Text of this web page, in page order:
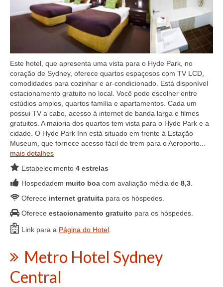
Este hotel, que apresenta uma vista para o Hyde Park, no
coração de Sydney, oferece quartos espaçosos com TV LCD,
comodidades para cozinhar e ar-condicionado. Está disponível
estacionamento gratuito no local. Você pode escolher entre
estúdios amplos, quartos família e apartamentos. Cada um
possui TV a cabo, acesso à internet de banda larga e filmes
gratuitos. A maioria dos quartos tem vista para o Hyde Park e a
cidade. O Hyde Park Inn está situado em frente à Estação
Museum, que fornece acesso fácil de trem para o Aeroporto...
mais detalhes
Estabelecimento 4 estrelas
Hospedadem muito boa com avaliação média de 8,3
Oferece internet gratuita para os hóspedes.
Oferece estacionamento gratuito para os hóspedes.
Link para a Página do Hotel
Metro Hotel Sydney
Central